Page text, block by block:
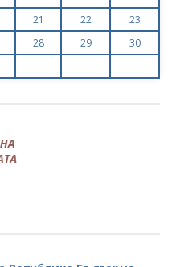
21 22
23
28 29
30